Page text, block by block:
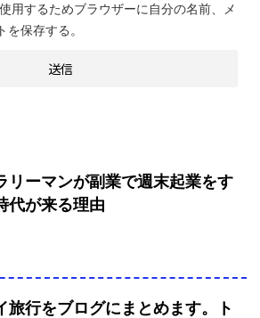
用するためブラウザーに自分の名前、メ
保存する。
リーマンが副業で週末起業をす
代が来る理由
旅行をブログにまとめます。ト